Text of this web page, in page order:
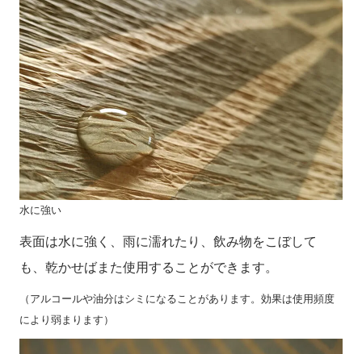
水に強い
表面は水に強く、雨に濡れたり、飲み物をこぼして
も、乾かせばまた使用することができます。
（アルコールや油分はシミになることがあります。効果は使用頻度
により弱まります）